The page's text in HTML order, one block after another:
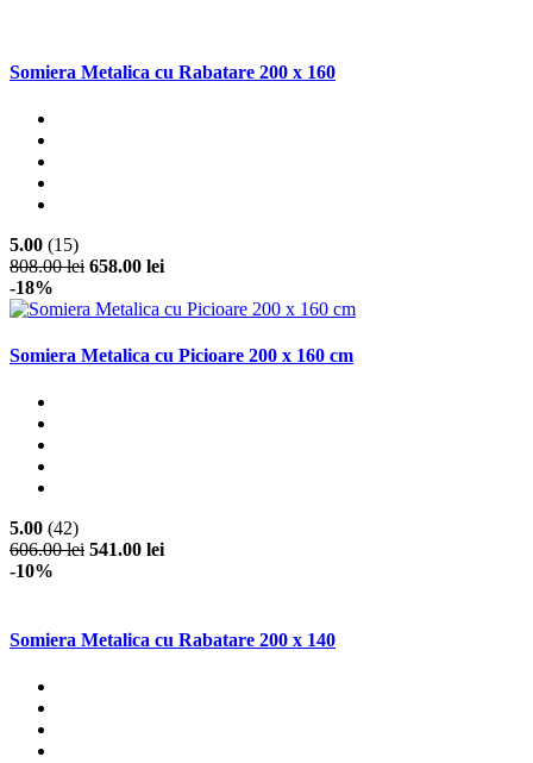
Somiera Metalica cu Rabatare 200 x 160
5.00 (15)
808.00 lei 658.00 lei
-18%
Somiera Metalica cu Picioare 200 x 160 cm
5.00 (42)
606.00 lei 541.00 lei
-10%
Somiera Metalica cu Rabatare 200 x 140